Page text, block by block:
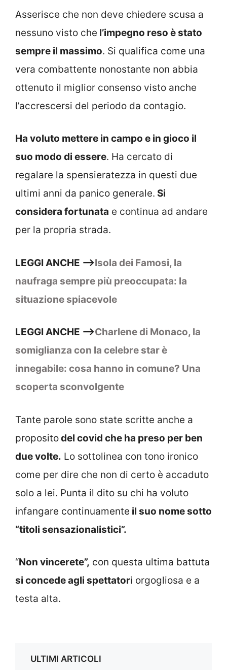
Asserisce che non deve chiedere scusa a
nessuno visto che l’impegno reso è stato
sempre il massimo. Si qualifica come una
vera combattente nonostante non abbia
ottenuto il miglior consenso visto anche
l’accrescersi del periodo da contagio.
Ha voluto mettere in campo e in gioco il
suo modo di essere. Ha cercato di
regalare la spensieratezza in questi due
ultimi anni da panico generale. Si
considera fortunata e continua ad andare
per la propria strada.
LEGGI ANCHE –>Isola dei Famosi, la
naufraga sempre più preoccupata: la
situazione spiacevole
LEGGI ANCHE –>Charlene di Monaco, la
somiglianza con la celebre star è
innegabile: cosa hanno in comune? Una
scoperta sconvolgente
Tante parole sono state scritte anche a
propositodel covid che ha preso per ben
due volte. Lo sottolinea con tono ironico
come per dire che non di certo è accaduto
solo a lei. Punta il dito su chi ha voluto
infangare continuamente il suo nome sotto
“titoli sensazionalistici”.
“Non vincerete”, con questa ultima battuta
si concede agli spettatori orgogliosa e a
testa alta.
ULTIMI ARTICOLI